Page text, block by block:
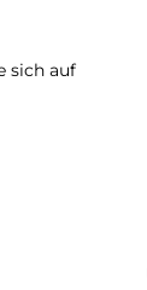
sich auf